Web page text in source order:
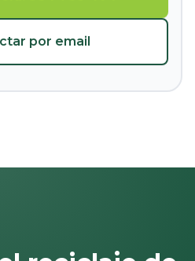
por email